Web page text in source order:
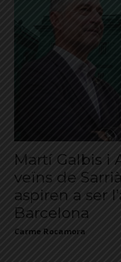
Martí Galbis i
veïns de
aspiren a ser
Barcelona
Carme Rocamora